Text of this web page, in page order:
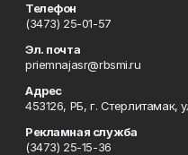
Телефон
(3473) 25-01-57
Эл. почта
priemnajasr@rbsmi.ru
Адрес
453126, РБ, г. Стерлитамак,
Рекламная служба
(3473) 25-15-36